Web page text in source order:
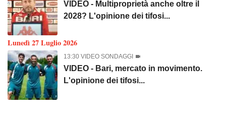
VIDEO - Multiproprietà anche oltre il
2028? L'opinione dei tifosi...
Lunedì 27 Luglio 2026
13:30 VIDEO SONDAGGI
VIDEO - Bari, mercato in movimento.
L'opinione dei tifosi...